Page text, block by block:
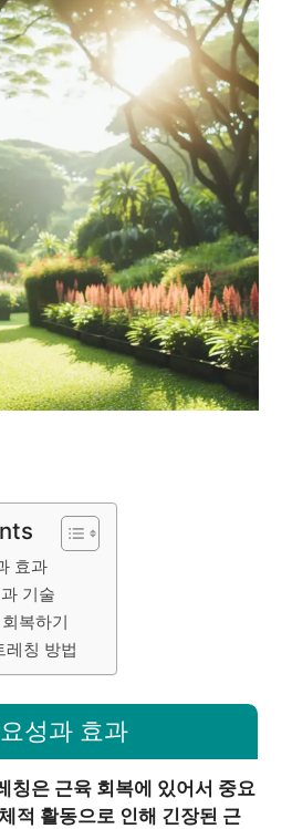
효과
기술
복하기
레칭 방법
성과 효과
칭은 근육 회복에 있어서 중요
적 활동으로 인해 긴장된 근